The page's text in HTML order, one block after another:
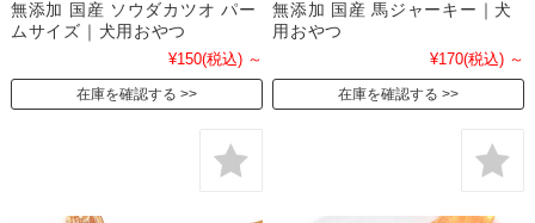
無添加 国産 ソウダカツオ パー
ムサイズ｜犬用おやつ
¥150(税込) ～
在庫を確認する
無添加 国産 馬ジャーキー｜犬
用おやつ
¥170(税込) ～
在庫を確認する